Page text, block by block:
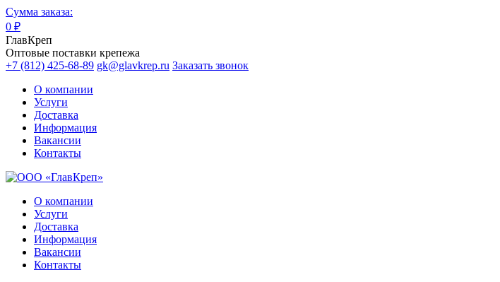
Сумма заказа:
0 ₽
ГлавКреп
Оптовые поставки крепежа
+7 (812) 425-68-89 gk@glavkrep.ru Заказать звонок
О компании
Услуги
Доставка
Информация
Вакансии
Контакты
О компании
Услуги
Доставка
Информация
Вакансии
Контакты